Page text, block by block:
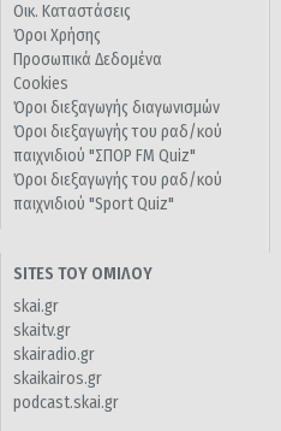
Οικ. Καταστάσεις
Όροι Χρήσης
Προσωπικά Δεδομένα
Cookies
Όροι διεξαγωγής διαγωνισμών
Όροι διεξαγωγής του ραδ/κού
παιχνιδιού "ΣΠΟΡ FM Quiz"
Όροι διεξαγωγής του ραδ/κού
παιχνιδιού "Sport Quiz"
SITES ΤΟΥ ΟΜΙΛΟΥ
skai.gr
skaitv.gr
skairadio.gr
skaikairos.gr
podcast.skai.gr